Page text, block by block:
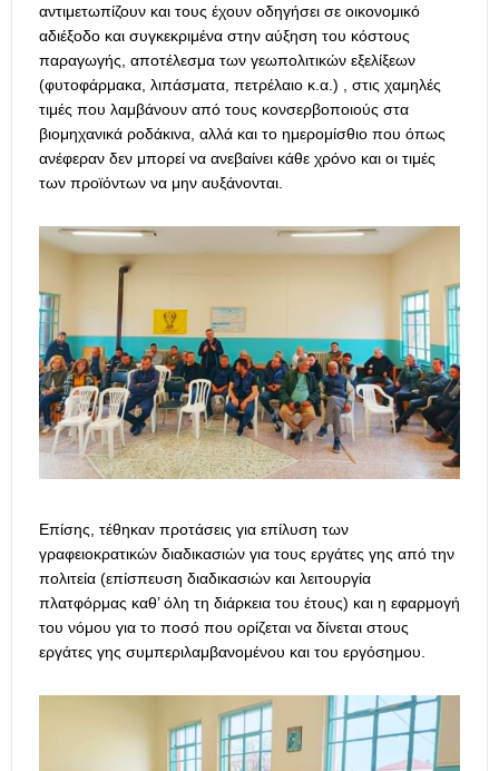
αντιμετωπίζουν και τους έχουν οδηγήσει σε οικονομικό
αδιέξοδο και συγκεκριμένα στην αύξηση του κόστους
παραγωγής, αποτέλεσμα των γεωπολιτικών εξελίξεων
(φυτοφάρμακα, λιπάσματα, πετρέλαιο κ.α.) , στις χαμηλές
τιμές που λαμβάνουν από τους κονσερβοποιούς στα
βιομηχανικά ροδάκινα, αλλά και το ημερομίσθιο που όπως
ανέφεραν δεν μπορεί να ανεβαίνει κάθε χρόνο και οι τιμές
των προϊόντων να μην αυξάνονται.
Επίσης, τέθηκαν προτάσεις για επίλυση των
γραφειοκρατικών διαδικασιών για τους εργάτες γης από την
πολιτεία (επίσπευση διαδικασιών και λειτουργία
πλατφόρμας καθ’ όλη τη διάρκεια του έτους) και η εφαρμογή
του νόμου για το ποσό που ορίζεται να δίνεται στους
εργάτες γης συμπεριλαμβανομένου και του εργόσημου.